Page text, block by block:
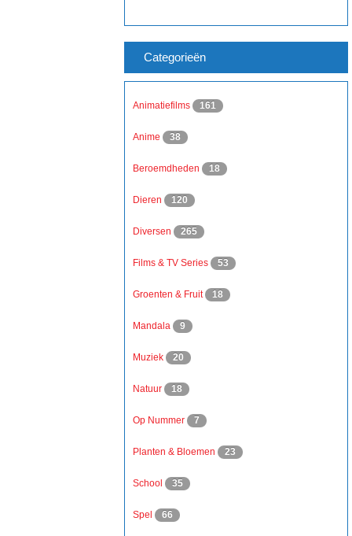
Categorieën
Animatiefilms 161
Anime 38
Beroemdheden 18
Dieren 120
Diversen 265
Films & TV Series 53
Groenten & Fruit 18
Mandala 9
Muziek 20
Natuur 18
Op Nummer 7
Planten & Bloemen 23
School 35
Spel 66